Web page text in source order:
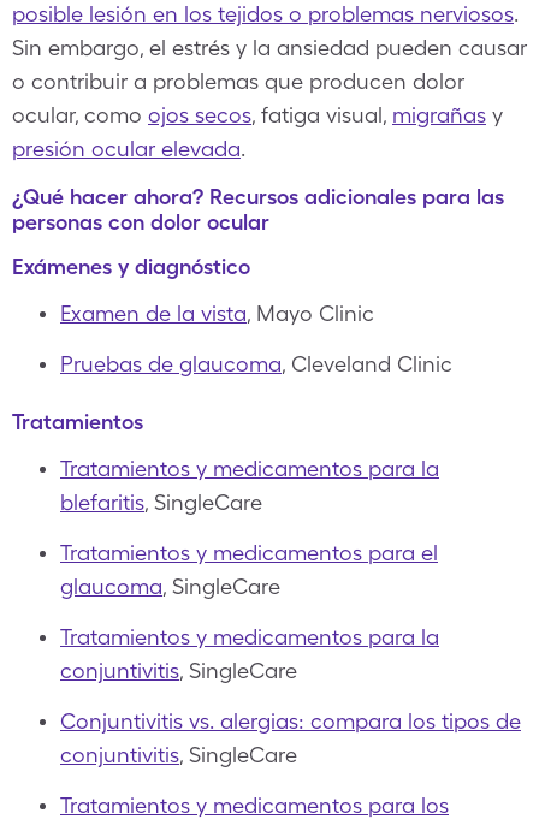
posible lesión en los tejidos o problemas nerviosos.
Sin embargo, el estrés y la ansiedad pueden causar
o contribuir a problemas que producen dolor
ocular, como ojos secos, fatiga visual, migrañas y
presión ocular elevada.
¿Qué hacer ahora? Recursos adicionales para las
personas con dolor ocular
Exámenes y diagnóstico
Examen de la vista, Mayo Clinic
Pruebas de glaucoma, Cleveland Clinic
Tratamientos
Tratamientos y medicamentos para la
blefaritis, SingleCare
Tratamientos y medicamentos para el
glaucoma, SingleCare
Tratamientos y medicamentos para la
conjuntivitis, SingleCare
Conjuntivitis vs. alergias: compara los tipos de
conjuntivitis, SingleCare
Tratamientos y medicamentos para los